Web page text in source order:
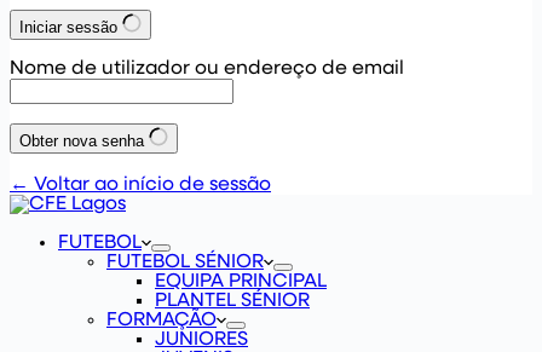
Iniciar sessão
Nome de utilizador ou endereço de email
Obter nova senha
← Voltar ao início de sessão
FUTEBOL
FUTEBOL SÉNIOR
EQUIPA PRINCIPAL
PLANTEL SÉNIOR
FORMAÇÃO
JUNIORES